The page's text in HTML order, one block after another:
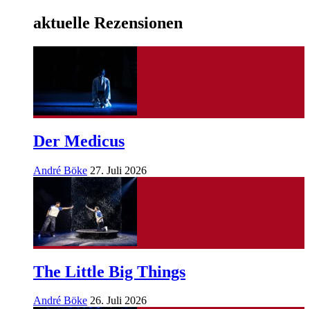
aktuelle Rezensionen
Der Medicus
André Böke 27. Juli 2026
The Little Big Things
André Böke 26. Juli 2026